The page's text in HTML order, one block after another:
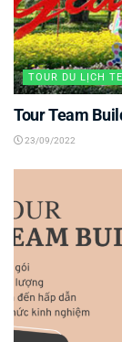
TOUR DU LỊCH
Tour Team
23/09/2022